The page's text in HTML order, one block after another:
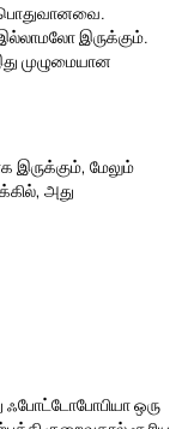
பொதுவானவை.
இருக்கும்.
முழுமையான
இருக்கும், மேலும்
அது
ஒரு